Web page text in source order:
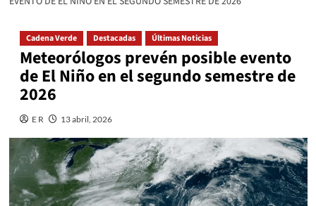
Cadena Verde Destacadas Últimas Noticias
Meteorólogos prevén posible evento
de El Niño en el segundo semestre de
2026
E R 13 abril, 2026